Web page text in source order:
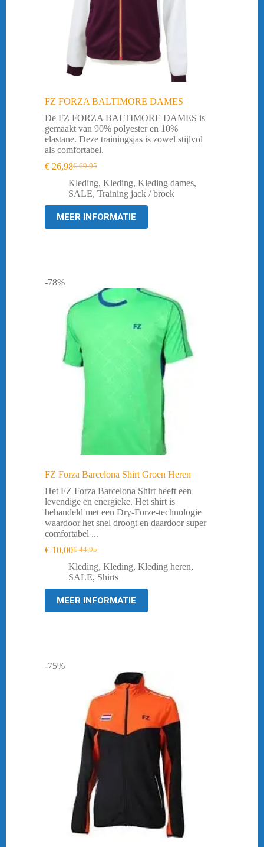
FZ FORZA BALTIMORE DAMES
De FZ FORZA BALTIMORE DAMES is
gemaakt van 90% polyester en 10%
elastane. Deze trainingsjas is zowel stijlvol
als comfortabel.
€69,95
Oorspronkelijke
prijs
was:
€ 26,98Huidige
prijs
is:
Kleding, Kleding, Kleding dames,
SALE, Training jack / broek
MEER INFORMATIE
-78%
FZ Forza Barcelona Shirt Groen Heren
Het FZ Forza Barcelona Shirt heeft een
levendige en energieke. Het shirt is
behandeld met een Dry-Forze-technologie
waardoor het snel droogt en daardoor super
comfortabel ...
€44,95
Oorspronkelijke
prijs
was:
€ 10,00Huidige
prijs
is:
Kleding, Kleding, Kleding heren,
SALE, Shirts
MEER INFORMATIE
-75%